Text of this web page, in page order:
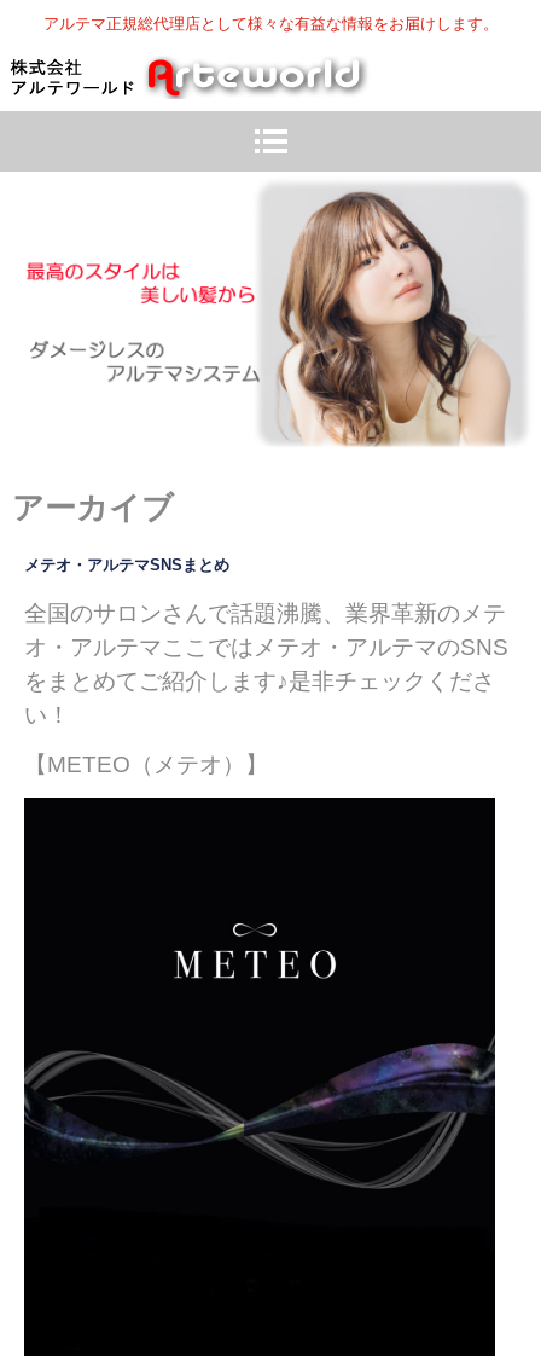
アルテマ正規総代理店として様々な有益な情報をお届けします。
アーカイブ
メテオ・アルテマSNSまとめ
全国のサロンさんで話題沸騰、業界革新のメテ
オ・アルテマここではメテオ・アルテマのSNS
をまとめてご紹介します♪是非チェックくださ
い！
【METEO（メテオ）】